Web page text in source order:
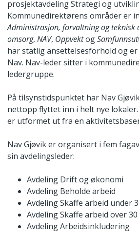
prosjektavdeling Strategi og
Kommunedirektørens områder er
Administrasjon, forvaltning og teknisk
omsorg, NAV, Oppvektog
har statlig ansettelsesforhold og
Nav. Nav-leder sitter i
ledergruppe.
På tilsynstidspunktet har Nav
nettopp flyttet inn i helt nye
er utformet ut fra en
Nav Gjøvik er organisert i fem
sin avdelingsleder:
Avdeling Drift og økonomi
Avdeling Beholde arbeid
Avdeling Skaffe arbeid under
Avdeling Skaffe arbeid over 30
Avdeling Arbeidsinkludering